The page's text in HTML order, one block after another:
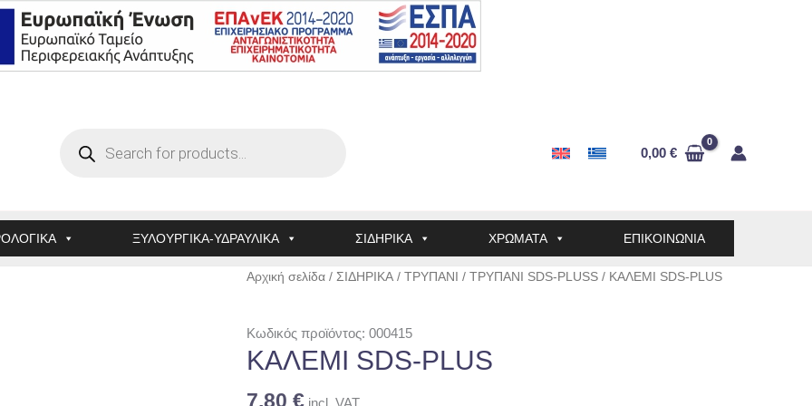
0,00 €
ΞΥΛΟΥΡΓΙΚΑ-ΥΔΡΑΥΛΙΚΑ ΣΙΔΗΡΙΚΑ ΧΡΩΜΑΤΑ ΕΠΙΚΟΙΝΩΝΙΑ
Αρχική σελίδα / ΣΙΔΗΡΙΚΑ / ΤΡΥΠΑΝΙ / ΤΡΥΠΑΝΙ SDS-PLUSS / ΚΑΛΕΜΙ SDS-PLUS
Κωδικός προϊόντος: 000415
ΚΑΛΕΜΙ SDS-PLUS
7,80 € incl. VAT
ΚΑΛΕΜΙ
ποσότητα